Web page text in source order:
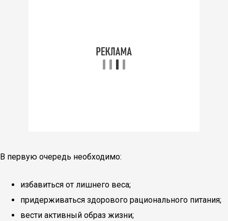
В первую очередь необходимо:
избавиться от лишнего веса;
придерживаться здорового рационального питания;
вести активный образ жизни;